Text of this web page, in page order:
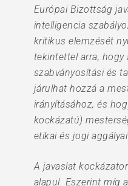
Európai Bizottság
intelligencia
kritikus elemzését
tekintettel arra, hogy
szabványosítási és
járulhat hozzá a
irányításához, és
kockázatú)
etikai és jogi
A javaslat
alapul. Eszerint míg